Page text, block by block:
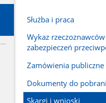
Służba i praca
Wykaz
zabezpieczeń
Zamówienia publiczne
Dokumenty do
Skargi i wnioski